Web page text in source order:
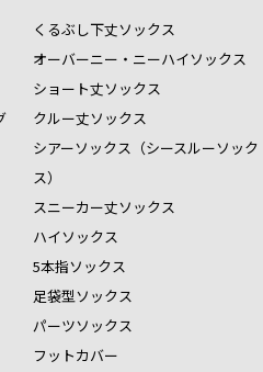
くるぶし下丈ソックス
オーバーニー・ニーハイソックス
ショート丈ソックス
クルー丈ソックス
シアーソックス（シースルーソック
ス）
スニーカー丈ソックス
ハイソックス
5本指ソックス
足袋型ソックス
パーツソックス
フットカバー